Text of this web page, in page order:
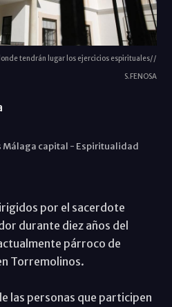
tendrán lugar los ejercicios espirituales//
S.FENOSA
capital - Espiritualidad
por el sacerdote
durante diez años del
párroco de
Torremolinos.
las personas que participen